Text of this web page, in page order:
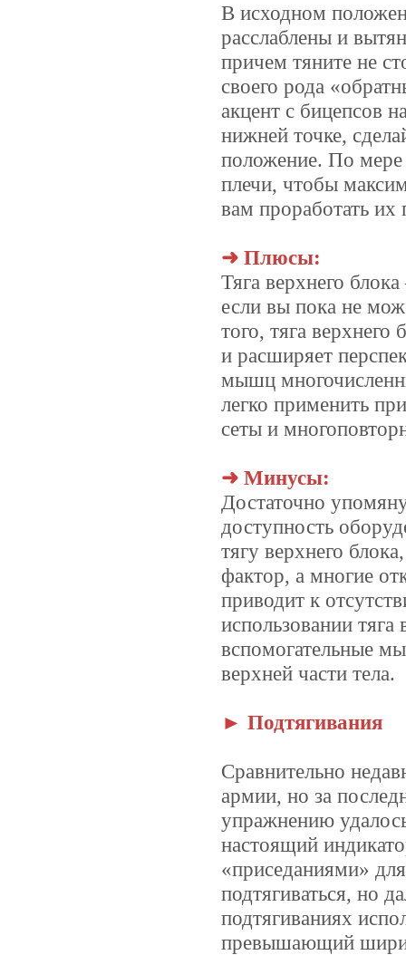
В исходном
расслаблены и
причем тяните не
своего рода
акцент с бицепсов
нижней точке,
положение. По мере
плечи, чтобы
вам проработать их
➜ Плюсы:
Тяга верхнего
если вы пока не
того, тяга верхнего
и расширяет
мышц
легко применить
сеты и
➜ Минусы:
Достаточно
доступность
тягу верхнего
фактор, а многие
приводит к
использовании
вспомогательные
верхней части тела.
► Подтягивания
Сравнительно
армии, но за
упражнению
настоящий
«приседаниями»
подтягиваться, но
подтягиваниях
превышающий